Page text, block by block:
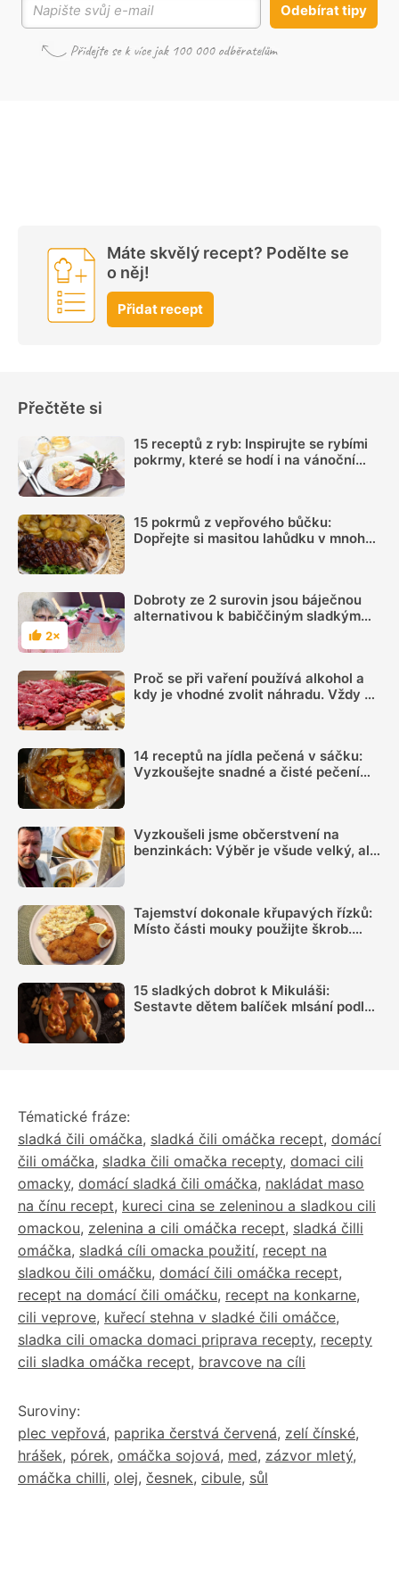
Odebírat tipy
Máte skvělý recept? Podělte se
o něj!
Přidat recept
Přečtěte si
15 receptů z ryb: Inspirujte se rybími
pokrmy, které se hodí i na vánoční
15 pokrmů z vepřového bůčku:
Dopřejte si masitou lahůdku v mnoha
Hodnocení
2×
Dobroty ze 2 surovin jsou báječnou
alternativou k babiččiným sladkým
Proč se při vaření používá alkohol a
kdy je vhodné zvolit náhradu. Vždy se
14 receptů na jídla pečená v sáčku:
Vyzkoušejte snadné a čisté pečení
Vyzkoušeli jsme občerstvení na
benzinkách: Výběr je všude velký, ale
Tajemství dokonale křupavých řízků:
Místo části mouky použijte škrob.
15 sladkých dobrot k Mikuláši:
Sestavte dětem balíček mlsání podle
Tématické fráze:
sladká čili omáčka, sladká čili omáčka recept, domácí
čili omáčka, sladka čili omačka recepty, domaci cili
omacky, domácí sladká čili omáčka, nakládat maso
na čínu recept, kureci cina se zeleninou a sladkou cili
omackou, zelenina a cili omáčka recept, sladká čilli
omáčka, sladká cíli omacka použití, recept na
sladkou čili omáčku, domácí čili omáčka recept,
recept na domácí čili omáčku, recept na konkarne,
cili veprove, kuřecí stehna v sladké čili omáčce,
sladka cili omacka domaci priprava recepty, recepty
cili sladka omáčka recept, bravcove na cíli
Suroviny:
plec vepřová, paprika čerstvá červená, zelí čínské,
hrášek, pórek, omáčka sojová, med, zázvor mletý,
omáčka chilli, olej, česnek, cibule, sůl